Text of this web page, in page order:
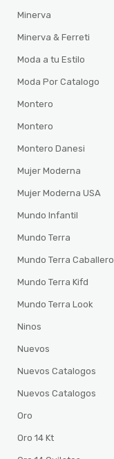
Minerva
Minerva & Ferreti
Moda a tu Estilo
Moda Por Catalogo
Montero
Montero
Montero Danesi
Mujer Moderna
Mujer Moderna USA
Mundo Infantil
Mundo Terra
Mundo Terra Caballero
Mundo Terra Kifd
Mundo Terra Look
Ninos
Nuevos
Nuevos Catalogos
Nuevos Catalogos
Oro
Oro 14 Kt